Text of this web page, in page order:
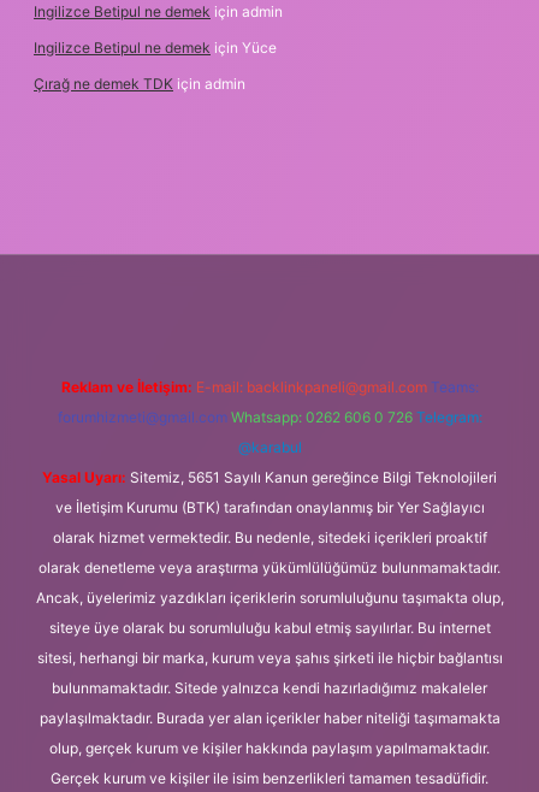
Ingilizce Betipul ne demek için admin
Ingilizce Betipul ne demek için Yüce
Çırağ ne demek TDK için admin
Reklam ve İletişim: E-mail: backlinkpaneli@gmail.com Teams:
forumhizmeti@gmail.com Whatsapp: 0262 606 0 726 Telegram:
@karabul
Yasal Uyarı: Sitemiz, 5651 Sayılı Kanun gereğince Bilgi Teknolojileri
ve İletişim Kurumu (BTK) tarafından onaylanmış bir Yer Sağlayıcı
olarak hizmet vermektedir. Bu nedenle, sitedeki içerikleri proaktif
olarak denetleme veya araştırma yükümlülüğümüz bulunmamaktadır.
Ancak, üyelerimiz yazdıkları içeriklerin sorumluluğunu taşımakta olup,
siteye üye olarak bu sorumluluğu kabul etmiş sayılırlar. Bu internet
sitesi, herhangi bir marka, kurum veya şahıs şirketi ile hiçbir bağlantısı
bulunmamaktadır. Sitede yalnızca kendi hazırladığımız makaleler
paylaşılmaktadır. Burada yer alan içerikler haber niteliği taşımamakta
olup, gerçek kurum ve kişiler hakkında paylaşım yapılmamaktadır.
Gerçek kurum ve kişiler ile isim benzerlikleri tamamen tesadüfidir.